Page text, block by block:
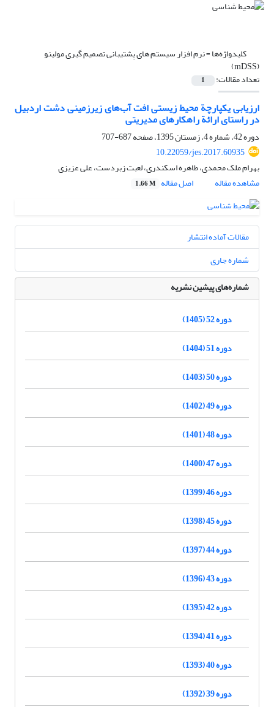
کلیدواژه‌ها =نرم افزار سیستم های پشتیبانی تصمیم گیری مولینو
(mDSS)
تعداد مقالات: 1
ارزیابی یکپارچة محیط ‌زیستی افت آب‌های زیرزمینی دشت اردبیل
در راستای ارائة راهکارهای مدیریتی
دوره 42، شماره 4، زمستان 1395، صفحه
687-707
10.22059/jes.2017.60935
بهرام ملک محمدی، طاهره اسکندری، لعبت زبردست، علی عزیزی
مشاهده مقاله
اصل مقاله 1.66 M
مقالات آماده انتشار
شماره جاری
شماره‌های پیشین نشریه
دوره 52 (1405)
دوره 51 (1404)
دوره 50 (1403)
دوره 49 (1402)
دوره 48 (1401)
دوره 47 (1400)
دوره 46 (1399)
دوره 45 (1398)
دوره 44 (1397)
دوره 43 (1396)
دوره 42 (1395)
دوره 41 (1394)
دوره 40 (1393)
دوره 39 (1392)